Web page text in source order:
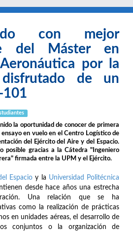
con mejor
del Máster en
por la
de un
101
la oportunidad de conocer de primera
en vuelo en el Centro Logístico de
del Ejército del Aire y del Espacio.
posible gracias a la Cátedra "Ingeniero
firmada entre la UPM y el Ejército.
Espacio y la Universidad Politécnica
desde hace años una estrecha
Una relación que se ha
como la realización de prácticas
en unidades aéreas, el desarrollo de
conjuntos o la organización de